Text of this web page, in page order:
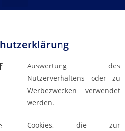
Auswertung des
Nutzerverhaltens oder zu
Werbezwecken verwendet
werden.
Cookies, die zur